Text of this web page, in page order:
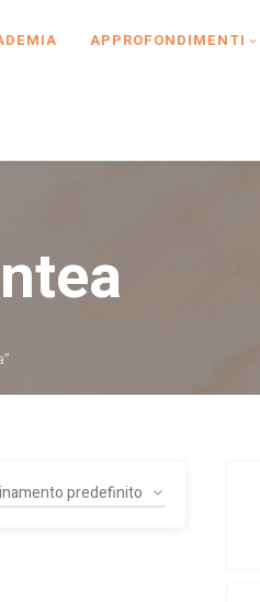
APPROFONDIMENTI